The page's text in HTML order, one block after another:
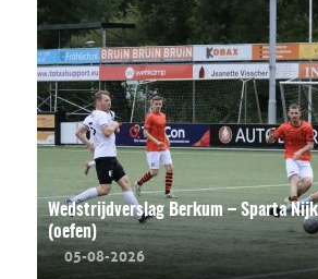
Wedstrijdverslag Berkum – Sparta
(oefen)
05-08-2026